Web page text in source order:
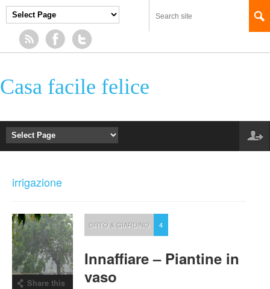
Casa facile felice
irrigazione
Share this
ORTO & GIARDINO 4
Innaffiare – Piantine in
vaso